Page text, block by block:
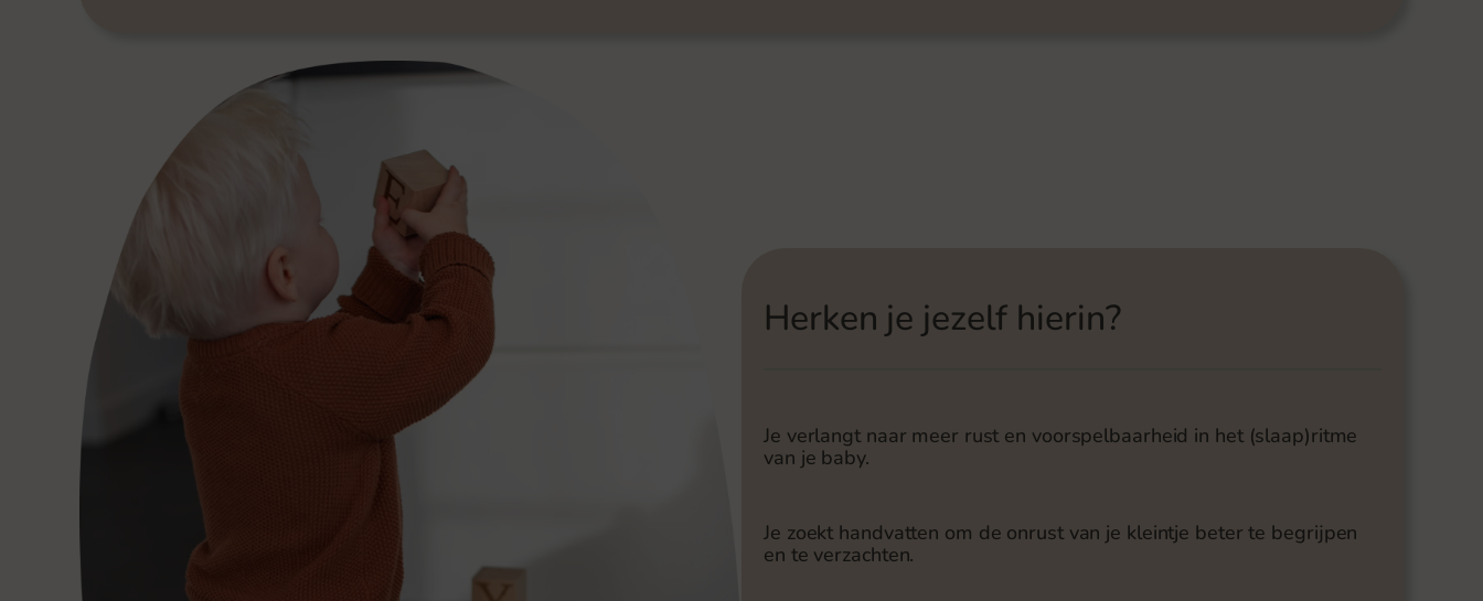
Herken je jezelf hierin?
Je verlangt naar meer rust en voorspelbaarheid in het (slaap)ritme
van je baby.
Je zoekt handvatten om de onrust van je kleintje beter te begrijpen
en te verzachten.